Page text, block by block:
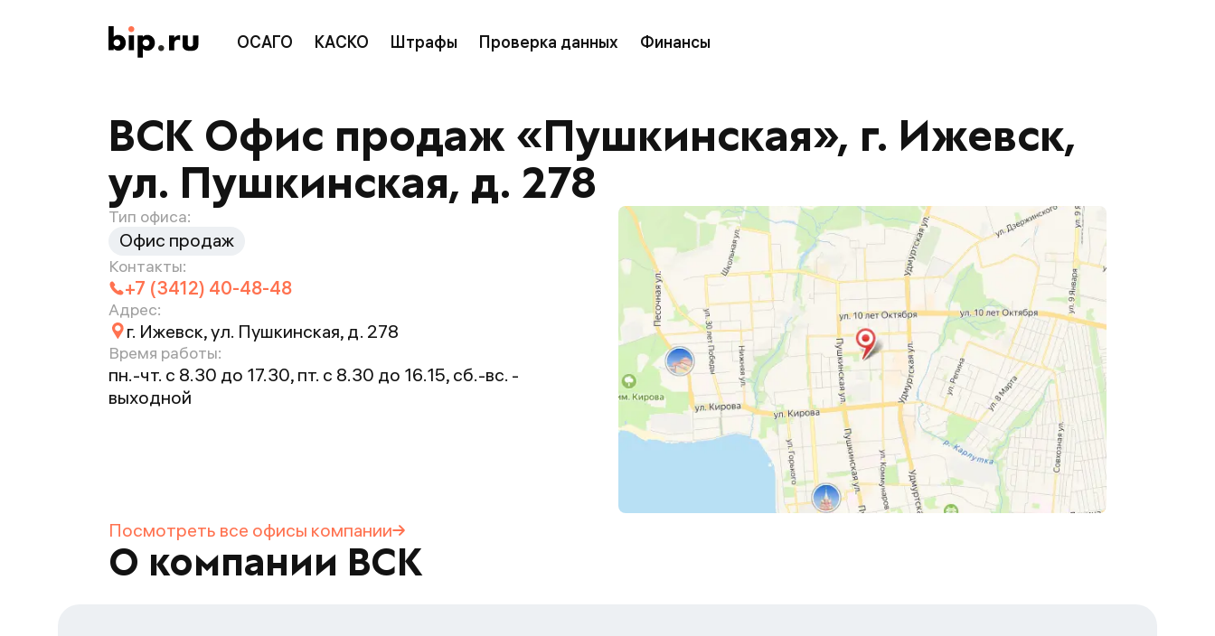
ОСАГО КАСКО Штрафы Проверка данных Финансы
ВСК Офис продаж «Пушкинская», г. Ижевск,
ул. Пушкинская, д. 278
Тип офиса:
Офис продаж
Контакты:
+7 (3412) 40-48-48
Адрес:
г. Ижевск, ул. Пушкинская, д. 278
Время работы:
пн.-чт. с 8.30 до 17.30, пт. с 8.30 до 16.15, сб.-вс. -
выходной
Посмотреть все офисы компании
О компании ВСК